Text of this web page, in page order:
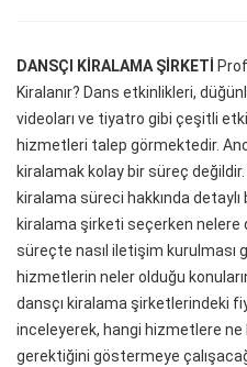
DANSÇI KİRALAMA ŞİRKETİ
Kiralanır? Dans etkinlikleri,
videoları ve tiyatro gibi çeşitli
hizmetleri talep görmektedir.
kiralamak kolay bir süreç değildir.
kiralama süreci hakkında detaylı
kiralama şirketi seçerken
süreçte nasıl iletişim kurulması
hizmetlerin neler olduğu
dansçı kiralama şirketlerindeki
inceleyerek, hangi hizmetlere ne
gerektiğini göstermeye